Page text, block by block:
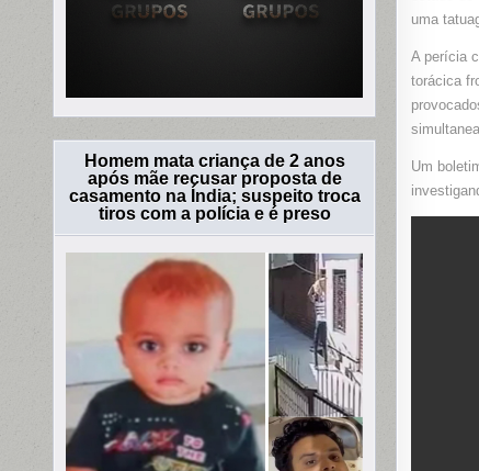
uma
A perícia
torácica
Um
Homem mata criança de 2 anos
após mãe recusar proposta de
casamento na Índia; suspeito troca
tiros com a polícia e é preso